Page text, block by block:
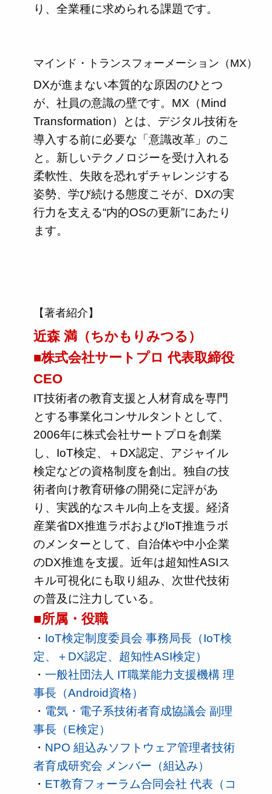
り、全業種に求められる課題です。
マインド・トランスフォーメーション（MX）
DXが進まない本質的な原因のひとつ
が、社員の意識の壁です。MX（Mind
Transformation）とは、デジタル技術を
導入する前に必要な「意識改革」のこ
と。新しいテクノロジーを受け入れる
柔軟性、失敗を恐れずチャレンジする
姿勢、学び続ける態度こそが、DXの実
行力を支える“内的OSの更新”にあたり
ます。
【著者紹介】
近森 満（ちかもりみつる）
■株式会社サートプロ 代表取締役
CEO
IT技術者の教育支援と人材育成を専門
とする事業化コンサルタントとして、
2006年に株式会社サートプロを創業
し、IoT検定、＋DX認定、アジャイル
検定などの資格制度を創出。独自の技
術者向け教育研修の開発に定評があ
り、実践的なスキル向上を支援。経済
産業省DX推進ラボおよびIoT推進ラボ
のメンターとして、自治体や中小企業
のDX推進を支援。近年は超知性ASIス
キル可視化にも取り組み、次世代技術
の普及に注力している。
■所属・役職
・ IoT検定制度委員会 事務局長（IoT検
定、＋DX認定、超知性ASI検定）
・ 一般社団法人 IT職業能力支援機構 理
事長（Android資格）
・ 電気・電子系技術者育成協議会 副理
事長（E検定）
・ NPO 組込みソフトウェア管理者技術
者育成研究会 メンバー（組込み）
・ ET教育フォーラム合同会社 代表（コ